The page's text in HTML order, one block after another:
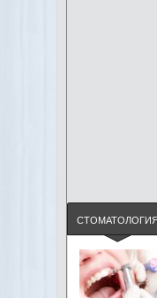
СТОМАТОЛОГИЯ